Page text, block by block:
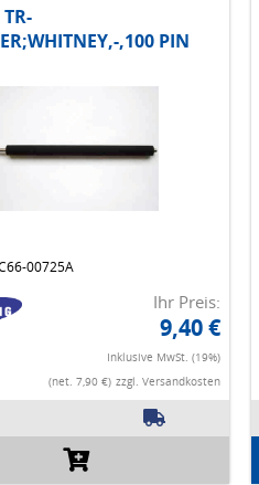
,100 PIN
00725A
Ihr Preis:
9,40 €
Inklusive MwSt. (19%)
(net. 7,90 €) zzgl. Versandkosten